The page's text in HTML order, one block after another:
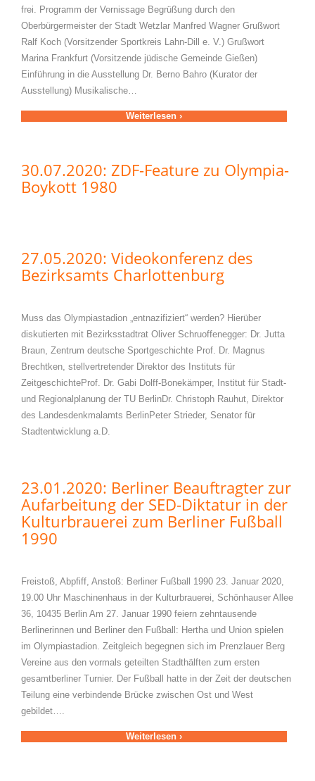
frei. Programm der Vernissage Begrüßung durch den
Oberbürgermeister der Stadt Wetzlar Manfred Wagner Grußwort
Ralf Koch (Vorsitzender Sportkreis Lahn-Dill e. V.) Grußwort
Marina Frankfurt (Vorsitzende jüdische Gemeinde Gießen)
Einführung in die Ausstellung Dr. Berno Bahro (Kurator der
Ausstellung) Musikalische…
Weiterlesen ›
30.07.2020: ZDF-Feature zu Olympia-
Boykott 1980
27.05.2020: Videokonferenz des
Bezirksamts Charlottenburg
Muss das Olympiastadion „entnazifiziert“ werden? Hierüber
diskutierten mit Bezirksstadtrat Oliver Schruoffenegger: Dr. Jutta
Braun, Zentrum deutsche Sportgeschichte Prof. Dr. Magnus
Brechtken, stellvertretender Direktor des Instituts für
ZeitgeschichteProf. Dr. Gabi Dolff-Bonekämper, Institut für Stadt-
und Regionalplanung der TU BerlinDr. Christoph Rauhut, Direktor
des Landesdenkmalamts BerlinPeter Strieder, Senator für
Stadtentwicklung a.D.
23.01.2020: Berliner Beauftragter zur
Aufarbeitung der SED-Diktatur in der
Kulturbrauerei zum Berliner Fußball
1990
Freistoß, Abpfiff, Anstoß: Berliner Fußball 1990 23. Januar 2020,
19.00 Uhr Maschinenhaus in der Kulturbrauerei, Schönhauser Allee
36, 10435 Berlin Am 27. Januar 1990 feiern zehntausende
Berlinerinnen und Berliner den Fußball: Hertha und Union spielen
im Olympiastadion. Zeitgleich begegnen sich im Prenzlauer Berg
Vereine aus den vormals geteilten Stadthälften zum ersten
gesamtberliner Turnier. Der Fußball hatte in der Zeit der deutschen
Teilung eine verbindende Brücke zwischen Ost und West
gebildet….
Weiterlesen ›